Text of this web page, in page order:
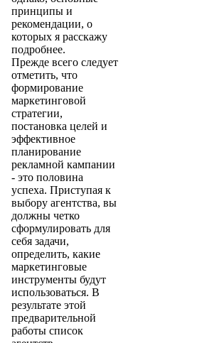
принципы и
рекомендации, о
которых я расскажу
подробнее.
Прежде всего следует
отметить, что
формирование
маркетинговой
стратегии,
постановка целей и
эффективное
планирование
рекламной кампании
- это половина
успеха. Приступая к
выбору агентства, вы
должны четко
сформулировать для
себя задачи,
определить, какие
маркетинговые
инструменты будут
использоваться. В
результате этой
предварительной
работы список